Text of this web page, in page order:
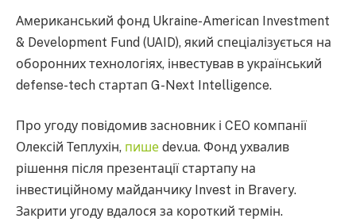
Американський фонд Ukraine-American Investment
& Development Fund (UAID), який спеціалізується на
оборонних технологіях, інвестував в український
defense-tech стартап G-Next Intelligence.
Про угоду повідомив засновник і CEO компанії
Олексій Теплухін, пише dev.ua. Фонд ухвалив
рішення після презентації стартапу на
інвестиційному майданчику Invest in Bravery.
Закрити угоду вдалося за короткий термін.